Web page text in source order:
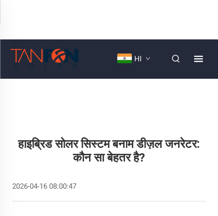
HI
हाइब्रिड सोलर सिस्टम बनाम डीज़ल जनरेटर:
कौन सा बेहतर है?
2026-04-16 08:00:47